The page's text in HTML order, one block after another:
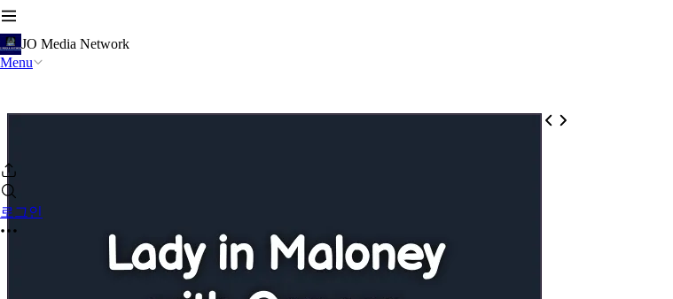
JO Media Network
Menu
로그인